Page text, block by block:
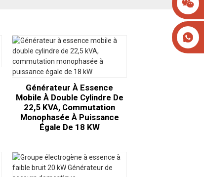
Générateur À Essence
Mobile À Double Cylindre De
22,5 KVA, Commutation
Monophasée À Puissance
Égale De 18 KW